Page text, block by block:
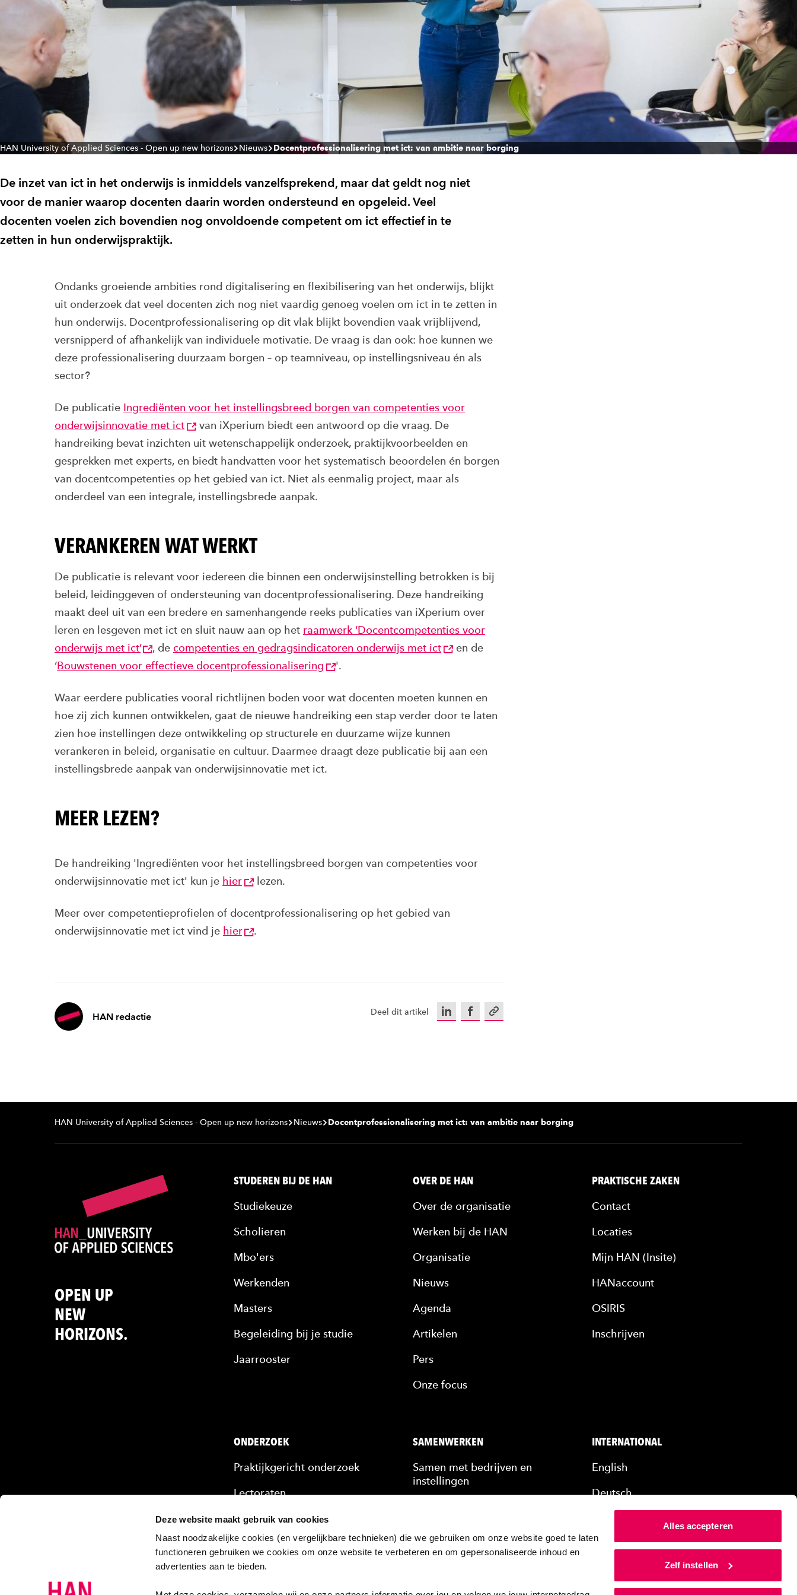
Deze website maakt gebruik van cookies
Naast noodzakelijke cookies (en vergelijkbare technieken) die we gebruiken om onze website goed te laten
functioneren gebruiken we cookies om onze website te verbeteren en om gepersonaliseerde inhoud en
advertenties aan te bieden.
Alles accepteren
Zelf instellen
HAN University of Applied Sciences - Open up new horizons Nieuws Docentprofessionalisering met ict: van ambitie naar borging
De inzet van ict in het onderwijs is inmiddels vanzelfsprekend, maar dat geldt nog niet
voor de manier waarop docenten daarin worden ondersteund en opgeleid. Veel
docenten voelen zich bovendien nog onvoldoende competent om ict effectief in te
zetten in hun onderwijspraktijk.
Ondanks groeiende ambities rond digitalisering en flexibilisering van het onderwijs, blijkt
uit onderzoek dat veel docenten zich nog niet vaardig genoeg voelen om ict in te zetten in
hun onderwijs. Docentprofessionalisering op dit vlak blijkt bovendien vaak vrijblijvend,
versnipperd of afhankelijk van individuele motivatie. De vraag is dan ook: hoe kunnen we
deze professionalisering duurzaam borgen – op teamniveau, op instellingsniveau én als
sector?
De publicatie Ingrediënten voor het instellingsbreed borgen van competenties voor
onderwijsinnovatie met ict
van iXperium biedt een antwoord op die vraag. De
handreiking bevat inzichten uit wetenschappelijk onderzoek, praktijkvoorbeelden en
gesprekken met experts, en biedt handvatten voor het systematisch beoordelen én borgen
van docentcompetenties op het gebied van ict. Niet als eenmalig project, maar als
onderdeel van een integrale, instellingsbrede aanpak.
VERANKEREN WAT WERKT
De publicatie is relevant voor iedereen die binnen een onderwijsinstelling betrokken is bij
beleid, leidinggeven of ondersteuning van docentprofessionalisering. Deze handreiking
maakt deel uit van een bredere en samenhangende reeks publicaties van iXperium over
leren en lesgeven met ict en sluit nauw aan op het raamwerk ‘Docentcompetenties voor
onderwijs met ict’
, de competenties en gedragsindicatoren onderwijs met ict
en de
‘Bouwstenen voor effectieve docentprofessionalisering '.
Waar eerdere publicaties vooral richtlijnen boden voor wat docenten moeten kunnen en
hoe zij zich kunnen ontwikkelen, gaat de nieuwe handreiking een stap verder door te laten
zien hoe instellingen deze ontwikkeling op structurele en duurzame wijze kunnen
verankeren in beleid, organisatie en cultuur. Daarmee draagt deze publicatie bij aan een
instellingsbrede aanpak van onderwijsinnovatie met ict.
MEER LEZEN?
De handreiking 'Ingrediënten voor het instellingsbreed borgen van competenties voor
onderwijsinnovatie met ict' kun je hier lezen.
Meer over competentieprofielen of docentprofessionalisering op het gebied van
onderwijsinnovatie met ict vind je hier .
HAN redactie Deel dit artikel LinkedInFacebookKopieer url
HAN University of Applied Sciences - Open up new horizons Nieuws Docentprofessionalisering met ict: van ambitie naar borging
OPEN UP
NEW
HORIZONS.
STUDEREN BIJ DE HAN
Studiekeuze
Scholieren
Mbo'ers
Werkenden
Masters
Begeleiding bij je studie
Jaarrooster
OVER DE HAN
Over de organisatie
Werken bij de HAN
Organisatie
Nieuws
Agenda
Artikelen
Pers
Onze focus
PRAKTISCHE ZAKEN
Contact
Locaties
Mijn HAN (Insite)
HANaccount
OSIRIS
Inschrijven
ONDERZOEK
Praktijkgericht onderzoek
Lectoraten
Mensen
Onze kennis
Projecten
SAMENWERKEN
Samen met bedrijven en
instellingen
Scholing van medewerkers
Hulp bij een vraagstuk
INTERNATIONAL
English
Deutsch